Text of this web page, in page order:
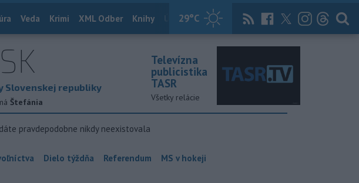
29°C
Veda Krimi XML Odber Knihy Útulkovo Magazín News Now Archív
Slovenskej republiky
Štefánia
Televízna
publicistika
TASR
Všetky relácie
pravdepodobne nikdy neexistovala
Dielo týždňa Referendum MS v hokeji